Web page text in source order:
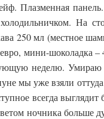
Плазменная
На
250 мл (местное
мини-шоколадка
неделю.
мы уже взяли
всегда
ночника больше